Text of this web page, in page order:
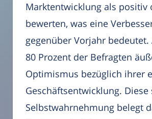
Marktentwicklung als positiv
bewerten, was eine
gegenüber Vorjahr bedeutet.
80 Prozent der Befragten
Optimismus bezüglich ihrer
Geschäftsentwicklung. Diese
Selbstwahrnehmung belegt